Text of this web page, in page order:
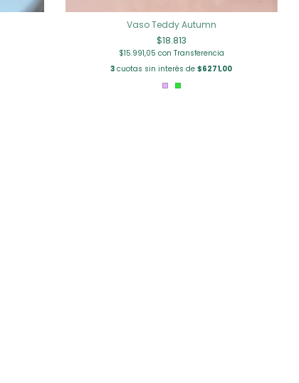
Vaso Teddy Autumn
$18.813
$15.991,05 con Transferencia
3 cuotas sin interés de$6271,00